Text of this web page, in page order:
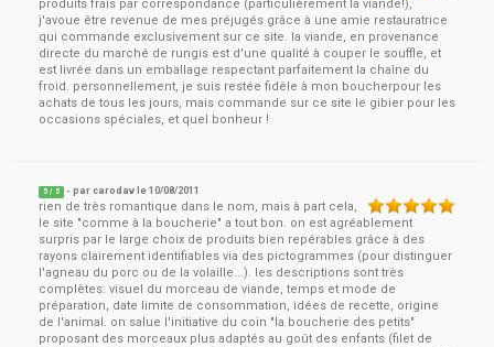
produits frais par correspondance (particulièrement la viande!),
j'avoue être revenue de mes préjugés grâce à une amie restauratrice
qui commande exclusivement sur ce site. la viande, en provenance
directe du marché de rungis est d'une qualité à couper le souffle, et
est livrée dans un emballage respectant parfaitement la chaîne du
froid. personnellement, je suis restée fidèle à mon boucherpour les
achats de tous les jours, mais commande sur ce site le gibier pour les
occasions spéciales, et quel bonheur !
5 / 5 - parcarodav le10/08/2011
rien de très romantique dans le nom, mais à part cela,
le site "comme à la boucherie" a tout bon. on est agréablement
surpris par le large choix de produits bien repérables grâce à des
rayons clairement identifiables via des pictogrammes (pour distinguer
l'agneau du porc ou de la volaille...). les descriptions sont très
complètes: visuel du morceau de viande, temps et mode de
préparation, date limite de consommation, idées de recette, origine
de l'animal. on salue l'initiative du coin "la boucherie des petits"
proposant des morceaux plus adaptés au goût des enfants (filet de